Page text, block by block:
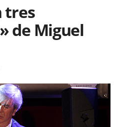
tres
de Miguel